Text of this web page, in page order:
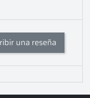
una reseña